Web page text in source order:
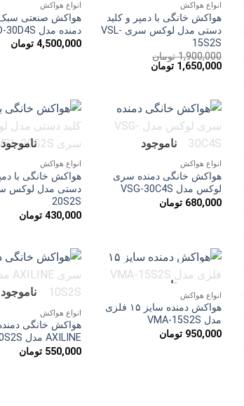
ها
انواع هواکش
هواکش خانگی با دمپر و کلید
دستی مدل لوکس سری VSL-
15S2S
1,900,000 تومان
قیمت
اصلی
1,650,000 تومانقیمت
انواع هواکش
هواکش صنعتی
دمنده مدل VID-30D4S
4,500,000 تومان
ها
ناموجود
انواع هواکش
هواکش خانگی دمنده سری
لوکس مدل VSG-30C4S
680,000 تومان
ناموجود
انواع هواکش
هواکش خانگی با
20S2S
430,000 تومان
علاقه
مندی
ناموجود
انواع هواکش
هواکش دمنده سایز ۱۵ فلزی
مدل VMA-15S2S
950,000 تومان
ناموجود
انواع هواکش
هواکش خانگی
AXILINE مدل VBX-10S2S
550,000 تومان